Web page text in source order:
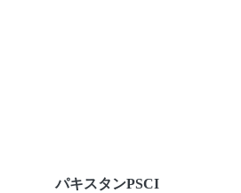
パキスタンPSCI